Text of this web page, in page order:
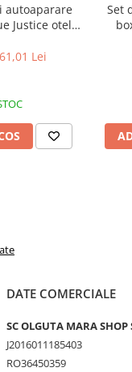
autoaparare
Justice otel
61,01 Lei
Set
DATE COMERCIALE
SC OLGUTA MARA SHOP
J2016011185403
RO36450359